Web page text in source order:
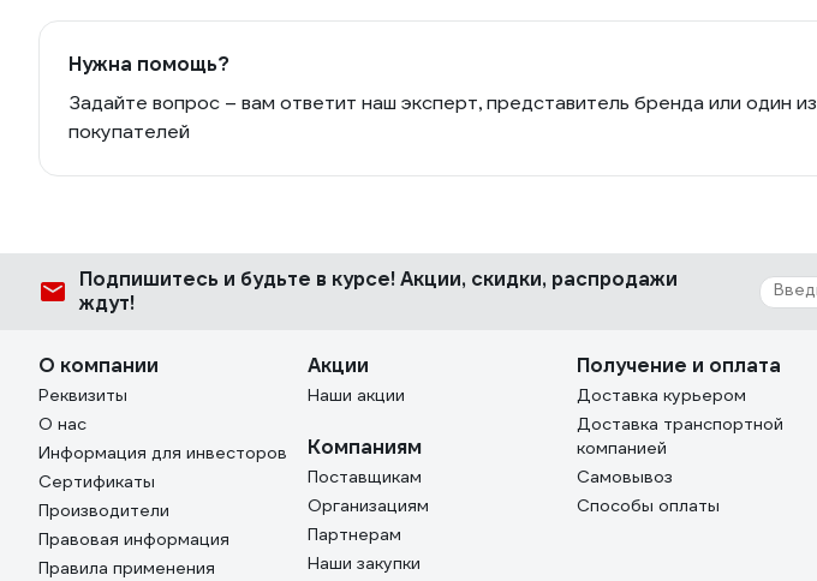
Нужна помощь?
Задайте вопрос – вам ответит наш эксперт, представитель бренда или один из
покупателей
Подпишитесь и будьте в курсе! Акции, скидки, распродажи
ждут!
О компании
Реквизиты
О нас
Информация для инвесторов
Сертификаты
Производители
Правовая информация
Правила применения
Акции
Наши акции
Компаниям
Поставщикам
Организациям
Партнерам
Наши закупки
Получение и оплата
Доставка курьером
Доставка транспортной
компанией
Самовывоз
Способы оплаты